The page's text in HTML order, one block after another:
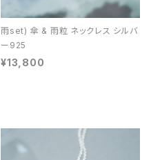
雨set) 傘 & 雨粒 ネックレス シルバ
ー925
¥13,800